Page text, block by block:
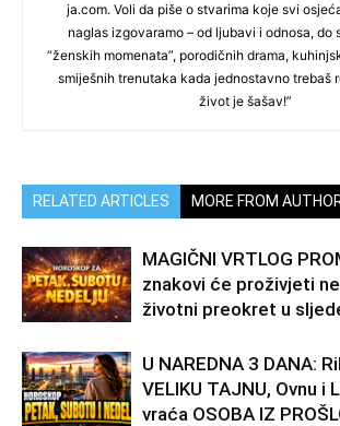
ja.com. Voli da piše o stvarima koje svi
naglas izgovaramo – od ljubavi i odnosa, do
“ženskih momenata”, porodičnih drama,
smiješnih trenutaka kada jednostavno trebaš
život je šašav!”
RELATED ARTICLES MORE FROM
MAGIČNI VRTLOG
znakovi će proživjeti
životni preokret u
U NAREDNA 3 DANA:
VELIKU TAJNU, Ovnu i
vraća OSOBA IZ